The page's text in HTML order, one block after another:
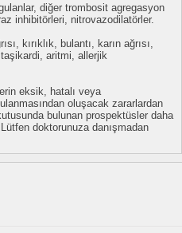
diğer trombosit agregasyon
inhibitörleri, nitrovazodilatörler.
kırıklık, bulantı, karın ağrısı,
aritmi, allerjik
eksik, hatalı veya
oluşacak zararlardan
bulunan prospektüsler daha
doktorunuza danışmadan